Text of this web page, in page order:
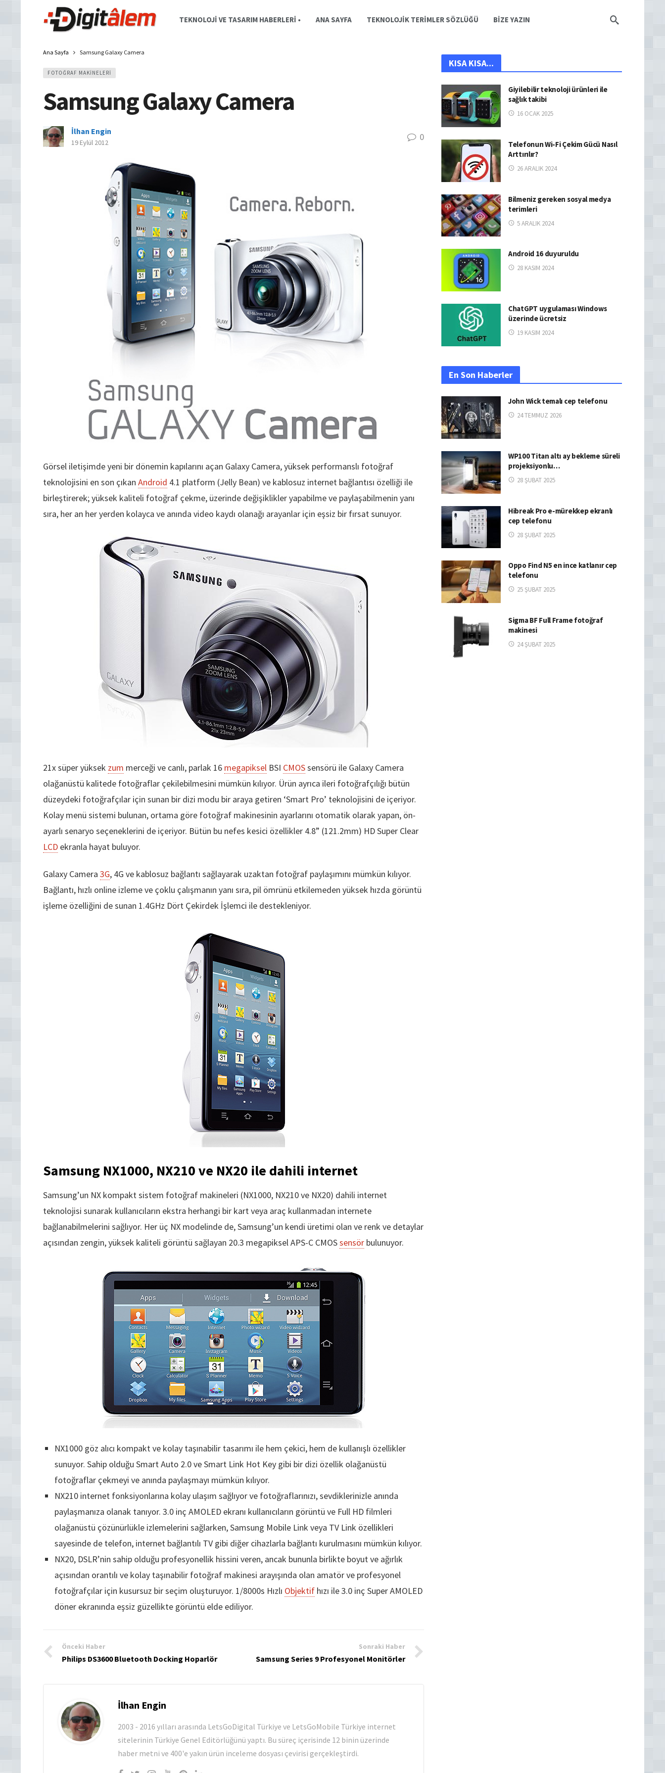
TEKNOLOJI VE TASARIM HABERLERI • ANA SAYFA TEKNOLOJIK TERIMLER SÖZLÜĞÜ BIZE YAZIN
Ana Sayfa Samsung Galaxy Camera
FOTOĞRAF MAKINELERI
Samsung Galaxy Camera
İlhan Engin
19 Eylül 2012 0
Görsel iletişimde yeni bir dönemin kapılarını açan Galaxy Camera, yüksek performanslı fotoğraf
teknolojisini en son çıkan Android 4.1 platform (Jelly Bean) ve kablosuz internet bağlantısı özelliği ile
birleştirerek; yüksek kaliteli fotoğraf çekme, üzerinde değişiklikler yapabilme ve paylaşabilmenin yanı
sıra, her an her yerden kolayca ve anında video kaydı olanağı arayanlar için eşsiz bir fırsat sunuyor.
21x süper yüksek zum merceği ve canlı, parlak 16 megapiksel BSI CMOSsensörü ile Galaxy Camera
olağanüstü kalitede fotoğraflar çekilebilmesini mümkün kılıyor. Ürün ayrıca ileri fotoğrafçılığı bütün
düzeydeki fotoğrafçılar için sunan bir dizi modu bir araya getiren ‘Smart Pro’ teknolojisini de içeriyor.
Kolay menü sistemi bulunan, ortama göre fotoğraf makinesinin ayarlarını otomatik olarak yapan, ön-
ayarlı senaryo seçeneklerini de içeriyor. Bütün bu nefes kesici özellikler 4.8” (121.2mm) HD Super Clear
LCD ekranla hayat buluyor.
Galaxy Camera 3G, 4G ve kablosuz bağlantı sağlayarak uzaktan fotoğraf paylaşımını mümkün kılıyor.
Bağlantı, hızlı online izleme ve çoklu çalışmanın yanı sıra, pil ömrünü etkilemeden yüksek hızda görüntü
işleme özelliğini de sunan 1.4GHz Dört Çekirdek İşlemci ile destekleniyor.
Samsung NX1000, NX210 ve NX20 ile dahili internet
Samsung’un NX kompakt sistem fotoğraf makineleri (NX1000, NX210 ve NX20) dahili internet
teknolojisi sunarak kullanıcıların ekstra herhangi bir kart veya araç kullanmadan internete
bağlanabilmelerini sağlıyor. Her üç NX modelinde de, Samsung’un kendi üretimi olan ve renk ve detaylar
açısından zengin, yüksek kaliteli görüntü sağlayan 20.3 megapiksel APS-C CMOSsensör bulunuyor.
NX1000 göz alıcı kompakt ve kolay taşınabilir tasarımı ile hem çekici, hem de kullanışlı özellikler
sunuyor. Sahip olduğu Smart Auto 2.0 ve Smart Link Hot Key gibi bir dizi özellik olağanüstü
fotoğraflar çekmeyi ve anında paylaşmayı mümkün kılıyor.
NX210 internet fonksiyonlarına kolay ulaşım sağlıyor ve fotoğraflarınızı, sevdiklerinizle anında
paylaşmanıza olanak tanıyor. 3.0 inç AMOLED ekranı kullanıcıların görüntü ve Full HD filmleri
olağanüstü çözünürlükle izlemelerini sağlarken, Samsung Mobile Link veya TV Link özellikleri
sayesinde de telefon, internet bağlantılı TV gibi diğer cihazlarla bağlantı kurulmasını mümkün kılıyor.
NX20, DSLR’nin sahip olduğu profesyonellik hissini veren, ancak bununla birlikte boyut ve ağırlık
açısından orantılı ve kolay taşınabilir fotoğraf makinesi arayışında olan amatör ve profesyonel
fotoğrafçılar için kusursuz bir seçim oluşturuyor. 1/8000s Hızlı Objektif hızı ile 3.0 inç Super AMOLED
döner ekranında eşsiz güzellikte görüntü elde ediliyor.
Önceki Haber
Philips DS3600 Bluetooth Docking Hoparlör
Sonraki Haber
Samsung Series 9 Profesyonel Monitörler
İlhan Engin
2003 - 2016 yılları arasında LetsGoDigital Türkiye ve LetsGoMobile Türkiye internet
sitelerinin Türkiye Genel Editörlüğünü yaptı. Bu süreç içerisinde 12 binin üzerinde
haber metni ve 400'e yakın ürün inceleme dosyası çevirisi gerçekleştirdi.
KISA KISA...
Giyilebilir teknoloji ürünleri ile
sağlık takibi
16 OCAK 2025
Telefonun Wi-Fi Çekim Gücü Nasıl
Arttırılır?
26 ARALIK 2024
Bilmeniz gereken sosyal medya
terimleri
5 ARALIK 2024
Android 16 duyuruldu
28 KASIM 2024
ChatGPT uygulaması Windows
üzerinde ücretsiz
19 KASIM 2024
En Son Haberler
John Wick temalı cep telefonu
24 TEMMUZ 2026
WP100 Titan altı ay bekleme süreli
projeksiyonlu…
28 ŞUBAT 2025
Hibreak Pro e-mürekkep ekranlı
cep telefonu
28 ŞUBAT 2025
Oppo Find N5 en ince katlanır cep
telefonu
25 ŞUBAT 2025
Sigma BF Full Frame fotoğraf
makinesi
24 ŞUBAT 2025